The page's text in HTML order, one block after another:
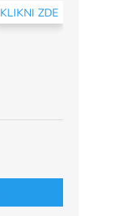
KLIKNI ZDE